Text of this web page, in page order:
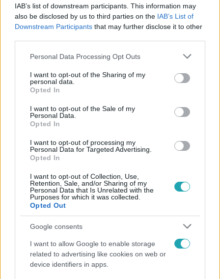
IAB’s list of downstream participants. This information may
also be disclosed by us to third parties on the IAB’s List of
Downstream Participants that may further disclose it to other
Please note that this website/app uses one or more Google
not limited to your visit or usage behaviour. You may click to
grant or deny consent to Google and its third-party tags to
use your data for below specified purposes in below Google
consent section.
Personal Data Processing Opt Outs
I want to opt-out of the Sharing of my
personal data.
Opted In
I want to opt-out of the Sale of my
Personal Data.
Opted In
I want to opt-out of processing my
Personal Data for Targeted Advertising.
Opted In
I want to opt-out of Collection, Use,
Retention, Sale, and/or Sharing of my
Personal Data that Is Unrelated with the
Purposes for which it was collected.
Opted Out
Google consents
I want to allow Google to enable storage
related to advertising like cookies on web or
device identifiers in apps.
KORMÁNY #BANKRENDSZER MÉDIAHÁBORÚ
Népszerű